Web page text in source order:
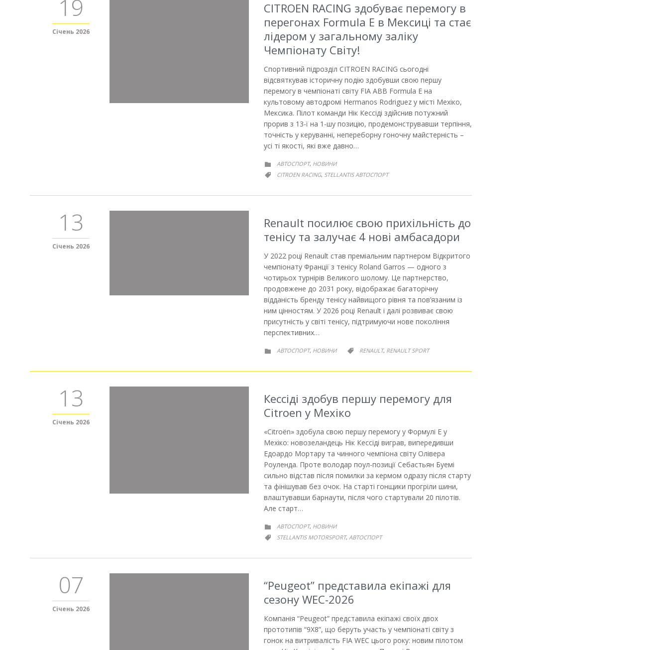
19
Січень 2026
CITROEN RACING здобуває перемогу в
перегонах Formula E в Мексиці та стає
лідером у загальному заліку
Чемпіонату Світу!
Спортивний підрозділ CITROEN RACING сьогодні
відсвяткував історичну подію здобувши свою першу
перемогу в чемпіонаті світу FIA ABB Formula E на
культовому автодромі Hermanos Rodriguez у місті Мехіко,
Мексика. Пілот команди Нік Кессіді здійснив потужний
прорив з 13-ї на 1-шу позицію, продемонструвавши терпіння,
точність у керуванні, непереборну гоночну майстерність –
усі ті якості, які вже давно…
 РУБРИКА
АВТОСПОРТ, НОВИНИ
 РУБРИКА
CITROEN RACING, STELLANTIS АВТОСПОРТ
13
Січень 2026
Renault посилює свою прихільність до
тенісу та залучає 4 нові амбасадори
У 2022 році Renault став преміальним партнером Відкритого
чемпіонату Франції з тенісу Roland Garros — одного з
чотирьох турнірів Великого шолому. Це партнерство,
продовжене до 2031 року, відображає багаторічну
відданість бренду тенісу найвищого рівня та пов’язаним із
ним цінностям. У 2026 році Renault і далі розвиває свою
присутність у світі тенісу, підтримуючи нове покоління
перспективних…
 РУБРИКА
АВТОСПОРТ, НОВИНИ  РУБРИКА
RENAULT, RENAULT SPORT
13
Січень 2026
Кессіді здобув першу перемогу для
Citroen у Мехіко
«Citroën» здобула свою першу перемогу у Формулі E у
Мехіко: новозеландець Нік Кессіді виграв, випередивши
Едоардо Мортару та чинного чемпіона світу Олівера
Роуленда. Проте володар поул-позиції Себастьян Буемі
сильно відстав після помилки за кермом одразу після старту
та фінішував без очок. На старті гонщики прогріли шини,
влаштувавши барнаути, після чого стартували 20 пілотів.
Але старт…
 РУБРИКА
АВТОСПОРТ, НОВИНИ
 РУБРИКА
STELLANTIS MOTORSPORT, АВТОСПОРТ
07
Січень 2026
“Peugeot” представила екіпажі для
сезону WEC-2026
Компанія “Peugeot” представила екіпажі своїх двох
прототипів “9X8”, що беруть участь у чемпіонаті світу з
гонок на витривалість FIA WEC цього року: новим пілотом